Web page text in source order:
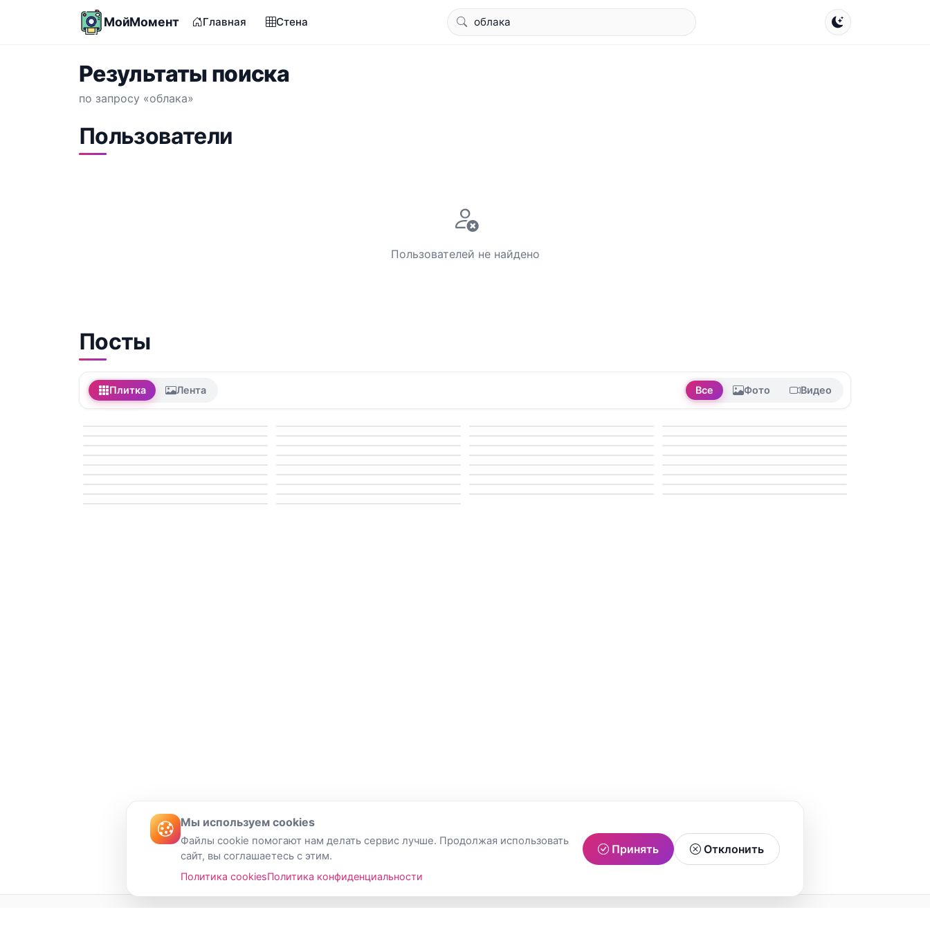
МойМомент Главная Стена
Результаты поиска
по запросу «облака»
Пользователи
Пользователей не найдено
Посты
Плитка Лента Все Фото Видео
Мы используем cookies
Файлы cookie помогают нам делать сервис лучше. Продолжая использовать
сайт, вы соглашаетесь с этим.
Политика cookiesПолитика конфиденциальности
Принять Отклонить